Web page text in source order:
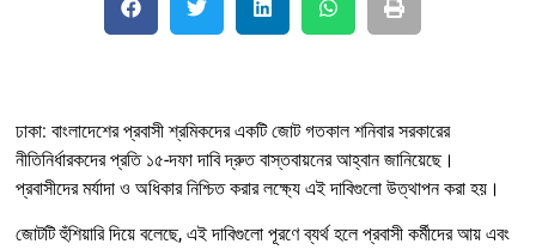
ঢাকা: বাংলাদেশের প্রবাসী শ্রমিকদের একটি জোট গতকাল শনিবার সরকারের
নীতিনির্ধারকদের প্রতি ১৫-দফা দাবি দ্রুত বাস্তবায়নের আহ্বান জানিয়েছে।
প্রবাসীদের মর্যাদা ও অধিকার নিশ্চিত করার লক্ষ্যে এই দাবিগুলো উত্থাপন করা হয়।
জোটটি হুঁশিয়ারি দিয়ে বলেছে, এই দাবিগুলো পূরণে ব্যর্থ হলে প্রবাসী কর্মীদের আয় এবং